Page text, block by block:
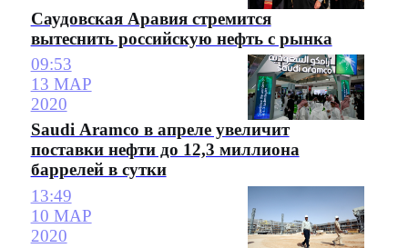
Саудовская Аравия стремится
вытеснить российскую нефть с рынка
09:53
13 МАР
2020
Saudi Aramco в апреле увеличит
поставки нефти до 12,3 миллиона
баррелей в сутки
13:49
10 МАР
2020